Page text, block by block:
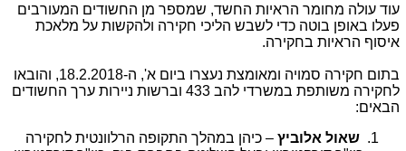
עוד עולה מחומר הראיות החשד, שמספר מן החשודים המעורבים
פעלו באופן בוטה כדי לשבש הליכי חקירה ולהקשות על מלאכת
איסוף הראיות בחקירה.
בתום חקירה סמויה ומאומצת נעצרו ביום א', ה-18.2.2018, והובאו
לחקירה משותפת במשרדי להב 433 וברשות ניירות ערך החשודים
הבאים:
שאול אלוביץ – כיהן במהלך התקופה הרלוונטית לחקירה